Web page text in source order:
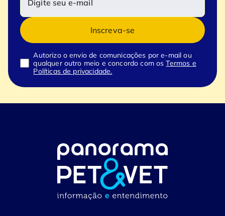
Inscreva-se
Autorizo o envio de comunicações por e-mail ou
qualquer outro meio e concordo com osTermos e
Políticas de privacidade.